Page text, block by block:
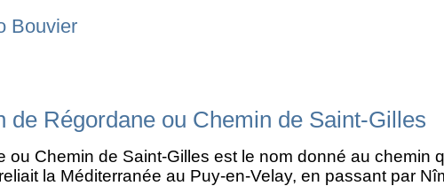
Bouvier
de Régordane ou Chemin de Saint-Gilles
ou Chemin de Saint-Gilles est le nom donné au chemin
la Méditerranée au Puy-en-Velay, en passant par